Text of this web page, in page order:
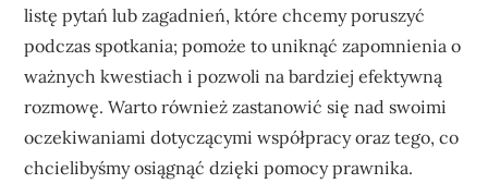
listę pytań lub zagadnień, które chcemy poruszyć
podczas spotkania; pomoże to uniknąć zapomnienia o
ważnych kwestiach i pozwoli na bardziej efektywną
rozmowę. Warto również zastanowić się nad swoimi
oczekiwaniami dotyczącymi współpracy oraz tego, co
chcielibyśmy osiągnąć dzięki pomocy prawnika.